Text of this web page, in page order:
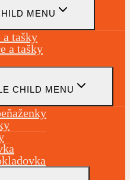
MENU
a tašky
a tašky
CHILD MENU